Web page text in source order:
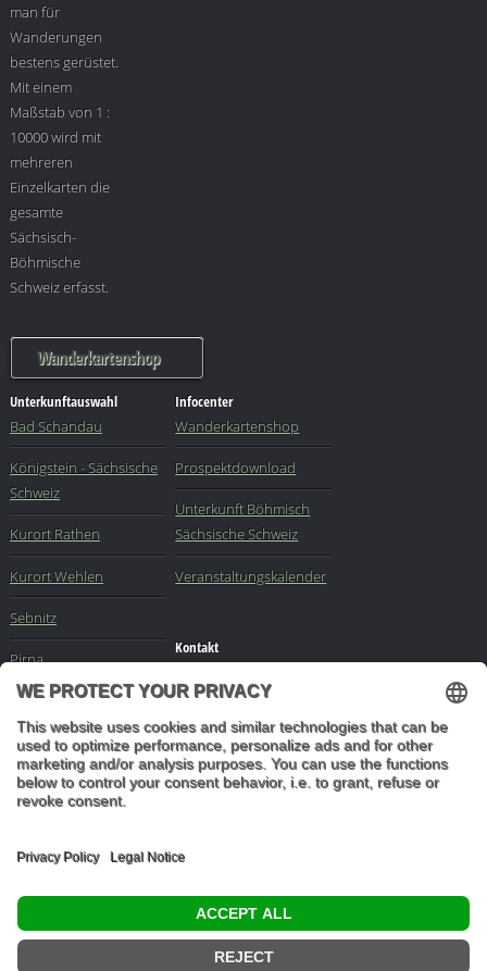
man für
Wanderungen
bestens gerüstet.
Mit einem
Maßstab von 1 :
10000 wird mit
mehreren
Einzelkarten die
gesamte
Sächsisch-
Böhmische
Schweiz erfasst.
Wanderkartenshop
Unterkunftauswahl
Bad Schandau
Königstein - Sächsische
Schweiz
Kurort Rathen
Kurort Wehlen
Sebnitz
Pirna
Elbe- Sachsen-
Dresden
Infocenter
Wanderkartenshop
Prospektdownload
Unterkunft Böhmisch
Sächsische Schweiz
Veranstaltungskalender
Kontakt
Mail an die Redaktion
nachzudenken man
jahrelang im Moos
liegen könnte." (Franz
Kafka)